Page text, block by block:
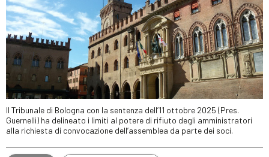
Il Tribunale di Bologna con la sentenza dell’11 ottobre 2025 (Pres.
Guernelli) ha delineato i limiti al potere di rifiuto degli amministratori
alla richiesta di convocazione dell’assemblea da parte dei soci.